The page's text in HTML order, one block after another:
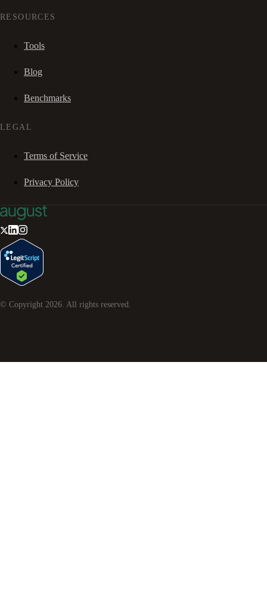
RESOURCES
Tools
Blog
Benchmarks
LEGAL
Terms of Service
Privacy Policy
© Copyright 2026. All rights reserved.